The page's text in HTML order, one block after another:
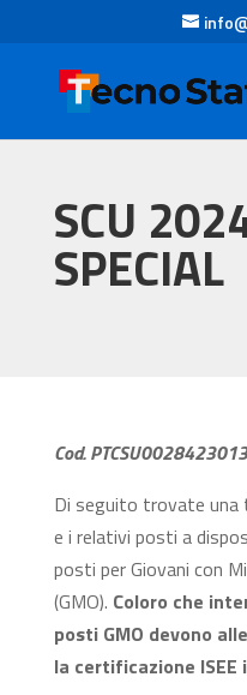
SCU
SPECIAL
Cod.
Di seguito trovate una
e i relativi posti a
posti per Giovani con
(GMO). Coloro che
posti GMO devono
la certificazione